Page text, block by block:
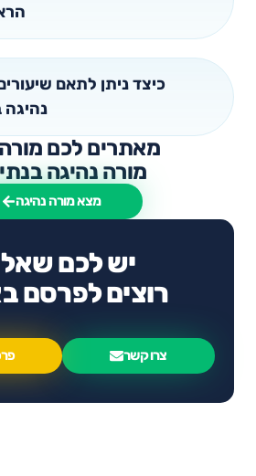
כיצד ניתן לתאם
נהיגה
מאתרים לכם
מורה נהיגה
מצא מורה נהיגה
יש לכם
רוצים לפרסם
צרו קשר